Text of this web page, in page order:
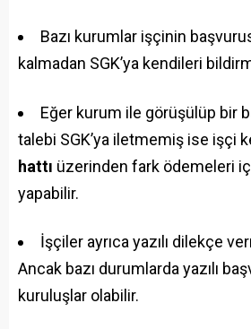
Bazı kurumlar işçinin
kalmadan SGK’ya kendileri
Eğer kurum ile görüşülüp bir
talebi SGK’ya iletmemiş ise işçi
hattı üzerinden fark ödemeleri
yapabilir.
İşçiler ayrıca yazılı dilekçe
Ancak bazı durumlarda yazılı
kuruluşlar olabilir.